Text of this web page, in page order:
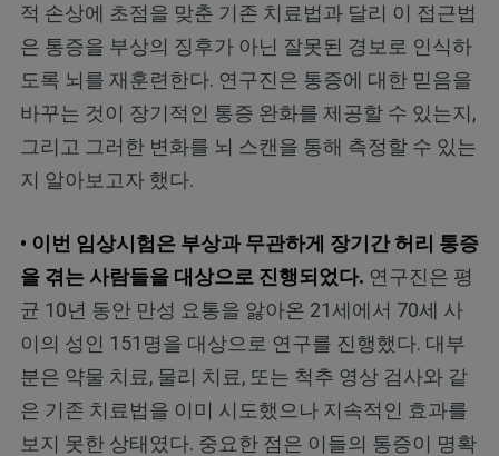
적 손상에 초점을 맞춘 기존 치료법과 달리 이 접근법
은 통증을 부상의 징후가 아닌 잘못된 경보로 인식하
도록 뇌를 재훈련한다. 연구진은 통증에 대한 믿음을
바꾸는 것이 장기적인 통증 완화를 제공할 수 있는지,
그리고 그러한 변화를 뇌 스캔을 통해 측정할 수 있는
지 알아보고자 했다.
• 이번 임상시험은 부상과 무관하게 장기간 허리 통증
을 겪는 사람들을 대상으로 진행되었다. 연구진은 평
균 10년 동안 만성 요통을 앓아온 21세에서 70세 사
이의 성인 151명을 대상으로 연구를 진행했다. 대부
분은 약물 치료, 물리 치료, 또는 척추 영상 검사와 같
은 기존 치료법을 이미 시도했으나 지속적인 효과를
보지 못한 상태였다. 중요한 점은 이들의 통증이 명확